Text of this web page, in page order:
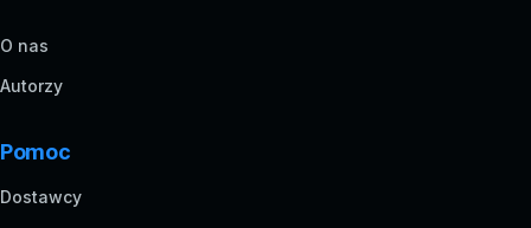
O nas
Autorzy
Pomoc
Dostawcy